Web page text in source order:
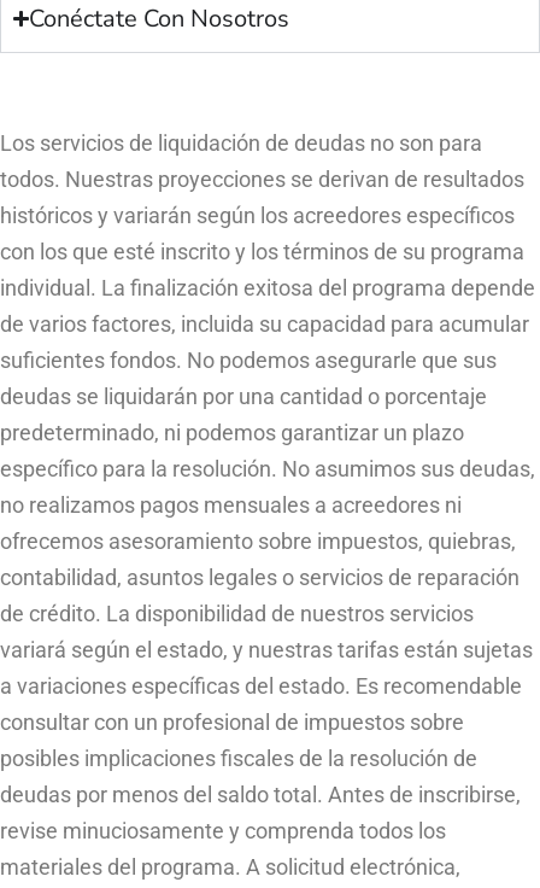
Conéctate Con Nosotros
Los servicios de liquidación de deudas no son para
todos. Nuestras proyecciones se derivan de resultados
históricos y variarán según los acreedores específicos
con los que esté inscrito y los términos de su programa
individual. La finalización exitosa del programa depende
de varios factores, incluida su capacidad para acumular
suficientes fondos. No podemos asegurarle que sus
deudas se liquidarán por una cantidad o porcentaje
predeterminado, ni podemos garantizar un plazo
específico para la resolución. No asumimos sus deudas,
no realizamos pagos mensuales a acreedores ni
ofrecemos asesoramiento sobre impuestos, quiebras,
contabilidad, asuntos legales o servicios de reparación
de crédito. La disponibilidad de nuestros servicios
variará según el estado, y nuestras tarifas están sujetas
a variaciones específicas del estado. Es recomendable
consultar con un profesional de impuestos sobre
posibles implicaciones fiscales de la resolución de
deudas por menos del saldo total. Antes de inscribirse,
revise minuciosamente y comprenda todos los
materiales del programa. A solicitud electrónica,